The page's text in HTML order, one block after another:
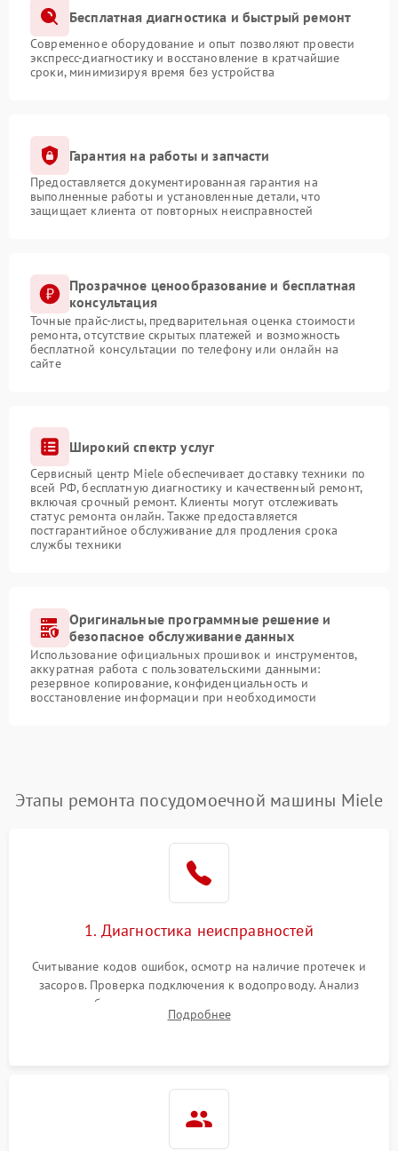
Бесплатная диагностика и быстрый ремонт
Современное оборудование и опыт позволяют провести
экспресс-диагностику и восстановление в кратчайшие
сроки, минимизируя время без устройства
Гарантия на работы и запчасти
Предоставляется документированная гарантия на
выполненные работы и установленные детали, что
защищает клиента от повторных неисправностей
Прозрачное ценообразование и бесплатная
консультация
Точные прайс-листы, предварительная оценка стоимости
ремонта, отсутствие скрытых платежей и возможность
бесплатной консультации по телефону или онлайн на
сайте
Широкий спектр услуг
Сервисный центр Miele обеспечивает доставку техники по
всей РФ, бесплатную диагностику и качественный ремонт,
включая срочный ремонт. Клиенты могут отслеживать
статус ремонта онлайн. Также предоставляется
постгарантийное обслуживание для продления срока
службы техники
Оригинальные программные решение и
безопасное обслуживание данных
Использование официальных прошивок и инструментов,
аккуратная работа с пользовательскими данными:
резервное копирование, конфиденциальность и
восстановление информации при необходимости
Этапы ремонта посудомоечной машины Miele
1. Диагностика неисправностей
Считывание кодов ошибок, осмотр на наличие протечек и
засоров. Проверка подключения к водопроводу. Анализ
жалоб на отсутствие слива, нагрева, вращения
разбрызгивателей или срабатывание системы защиты
Подробнее